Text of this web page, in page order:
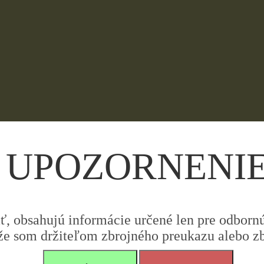
obsahujú informácie určené len pre
som držiteľom zbrojného preukazu alebo